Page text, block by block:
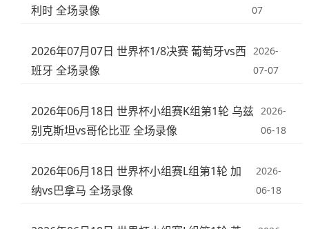
利时 全场录像
07
2026年07月07日 世界杯1/8决赛 葡萄牙vs西
班牙 全场录像
2026-
07-07
2026年06月18日 世界杯小组赛K组第1轮 乌兹
别克斯坦vs哥伦比亚 全场录像
2026-
06-18
2026年06月18日 世界杯小组赛L组第1轮 加
纳vs巴拿马 全场录像
2026-
06-18